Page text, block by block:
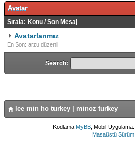
Avatar
Sırala: Konu / Son Mesaj
Avatarlarımız
En Son: arzu düzenli
Search:
lee min ho turkey | minoz turkey
Kodlama MyBB, Mobil Uygulama:
Masaüstü Sürüm